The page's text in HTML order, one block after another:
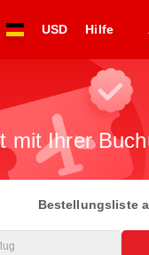
USD Hilfe
mit Ihrer
Bestellungsliste